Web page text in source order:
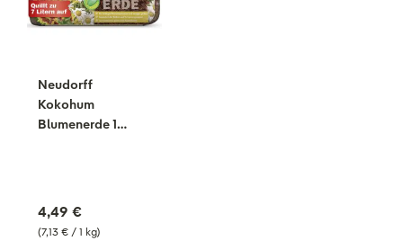
Neudorff
Kokohum
Blumenerde 1
(7,13 € / 1 kg)
4,49 €